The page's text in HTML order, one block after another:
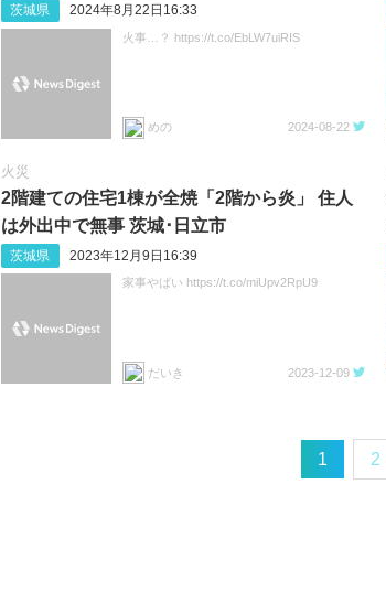
茨城県 2024年8月22日16:33
火事…？ https://t.co/EbLW7uiRIS
めの 2024-08-22
火災
2階建ての住宅1棟が全焼「2階から炎」 住人
は外出中で無事 茨城･日立市
茨城県 2023年12月9日16:39
家事やばい https://t.co/miUpv2RpU9
だいき 2023-12-09
1 2